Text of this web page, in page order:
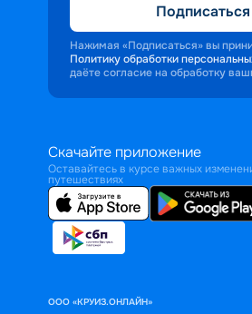
Подписаться
Нажимая «Подписаться» вы
Политику обработки
даёте согласие на обработку
Скачайте приложение
Оставайтесь в курсе важных
путешествиях
ООО «КРУИЗ.ОНЛАЙН»